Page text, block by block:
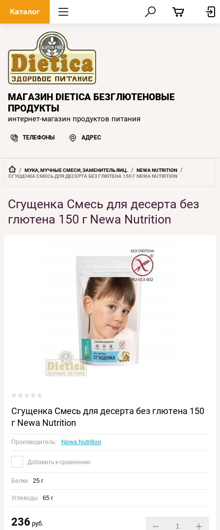
Каталог
МАГАЗИН DIETICA БЕЗГЛЮТЕНОВЫЕ
ПРОДУКТЫ
интернет-магазин продуктов питания
ТЕЛЕФОНЫ АДРЕС
  /
МУКА, МУЧНЫЕ СМЕСИ, ЗАМЕНИТЕЛЬ ЯИЦ.
  /
NEWA NUTRITION
СГУЩЕНКА СМЕСЬ ДЛЯ ДЕСЕРТА БЕЗ ГЛЮТЕНА 150 Г NEWA NUTRITION
Сгущенка Смесь для десерта без
глютена 150 г Newa Nutrition
Сгущенка Смесь для десерта без глютена 150
г Newa Nutrition
Производитель: Newa Nutrition
Добавить к сравнению
Белки 25 г
Углеводы 65 г
236 руб. − +